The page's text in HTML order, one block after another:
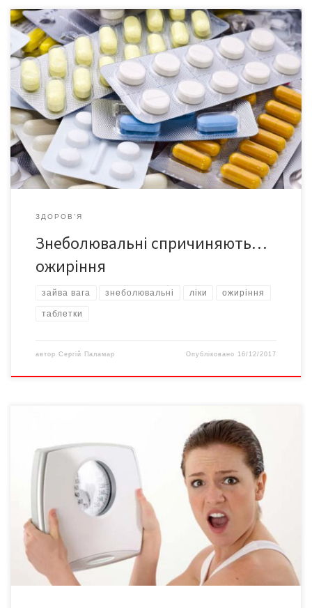
Науковці Ньюкаслського університету у Великій Британії
дійшли висновку, що частий прийом знеболювальних засобів
може призвести до ожиріння та безсоння. Про це
повідомляється на сайті MedicalXpress. Фахівці проаналізували
результати тривалого дослідження UK Biobank. Оцінювався
стан серцево-судиної системи і обміну речовин у 133 тис. осіб.
Науковці порівнювали такі показники, як індекс маси […]
ЗДОРОВ'Я
Знеболювальні спричиняють…
ожиріння
зайва вага знеболювальні ліки ожиріння
таблетки
автор Сергій Паламар Опубліковано 16/12/2017
Консультує майстер спорту Василь СЛУХЕНСЬКИЙ, керівник
оздоровчої групи ходьби за Шимком. *Якщо вам до 40 років,
візьміть свій зріст у сантиметрах, відмінусуйте 100 і ще 10 та
додайте 5, якщо ви маєте широкі кістки. Такою має бути ваша
вага в нормі. Приклад: ваш зріст 178. 178 – 100 – […]